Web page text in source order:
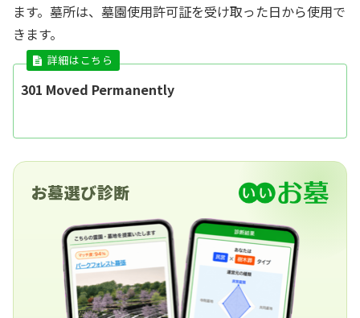
ます。墓所は、墓園使用許可証を受け取った日から使用で
きます。
301 Moved Permanently
お墓選び診断